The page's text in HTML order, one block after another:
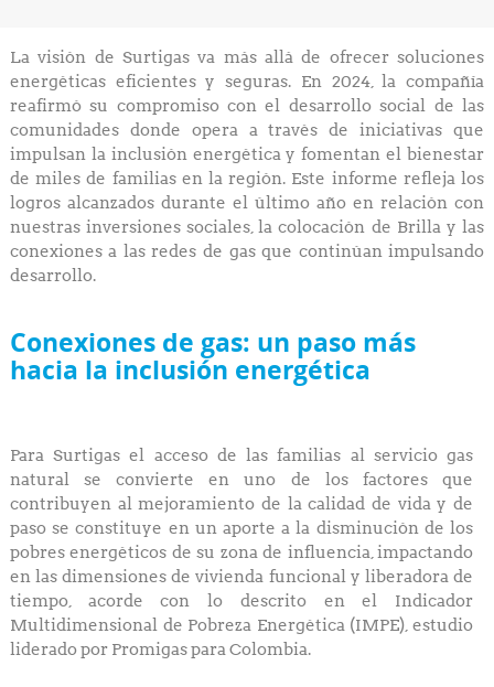
La visión de Surtigas va más allá de ofrecer soluciones
energéticas eficientes y seguras. En 2024, la compañía
reafirmó su compromiso con el desarrollo social de las
comunidades donde opera a través de iniciativas que
impulsan la inclusión energética y fomentan el bienestar
de miles de familias en la región. Este informe refleja los
logros alcanzados durante el último año en relación con
nuestras inversiones sociales, la colocación de Brilla y las
conexiones a las redes de gas que continúan impulsando
desarrollo.
Conexiones de gas: un paso más
hacia la inclusión energética
Para Surtigas el acceso de las familias al servicio gas
natural se convierte en uno de los factores que
contribuyen al mejoramiento de la calidad de vida y de
paso se constituye en un aporte a la disminución de los
pobres energéticos de su zona de influencia, impactando
en las dimensiones de vivienda funcional y liberadora de
tiempo, acorde con lo descrito en el Indicador
Multidimensional de Pobreza Energética (IMPE), estudio
liderado por Promigas para Colombia.